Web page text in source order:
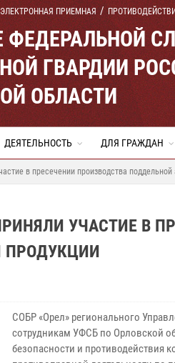
ЭЛЕКТРОННАЯ ПРИЕМНАЯ
ФЕДЕРАЛЬНОЙ
ГВАРДИИ
ОБЛАСТИ
ДЕЯТЕЛЬНОСТЬ ДЛЯ ГРАЖДАН
в пресечении производства поддельной
УЧАСТИЕ В
ПРОДУКЦИИ
СОБР «Орел» регионального
сотрудникам УФСБ по Орловской
безопасности и противодействия